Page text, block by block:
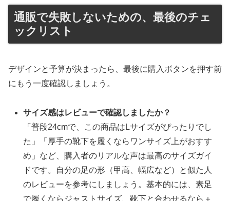
通販で失敗しないための、最後のチェ
ックリスト
デザインと予算が決まったら、最後に購入ボタンを押す前
にもう一度確認しましょう。
サイズ感はレビューで確認しましたか？
「普段24cmで、この商品はLサイズがぴったりでし
た」「厚手の靴下を履くならワンサイズ上がおすす
め」など、購入者のリアルな声は最高のサイズガイ
ドです。自分の足の形（甲高、幅広など）と似た人
のレビューを参考にしましょう。基本的には、素足
で履くならジャストサイズ、靴下と合わせるなら＋